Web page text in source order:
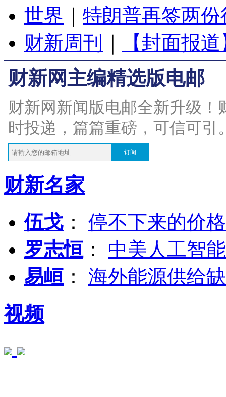
世界
特朗普再签两
财新周刊
【封面报
财新网主编精选版电邮
财新网新闻版电邮全新升级
时投递，篇篇重磅，可信可引
订阅
财新名家
伍戈 ： 停不下来的价
罗志恒 ： 中美人工智
易峘 ： 海外能源供给
视频